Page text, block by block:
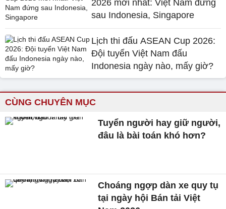
2026 mới nhất: Việt Nam đứng
sau Indonesia, Singapore
Lịch thi đấu ASEAN Cup 2026:
Đội tuyển Việt Nam đấu
Indonesia ngày nào, mấy giờ?
CÙNG CHUYÊN MỤC
Tuyển người hay giữ người,
đâu là bài toán khó hơn?
Choáng ngợp dàn xe quy tụ
tại ngày hội Bán tải Việt